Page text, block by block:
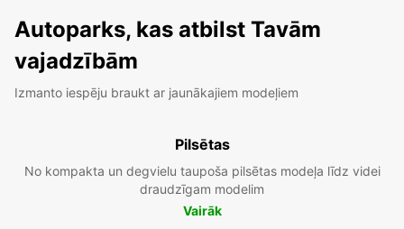
Autoparks, kas atbilst Tavām
vajadzībām
Izmanto iespēju braukt ar jaunākajiem modeļiem
Pilsētas
No kompakta un degvielu taupoša pilsētas modeļa līdz videi
draudzīgam modelim
Vairāk